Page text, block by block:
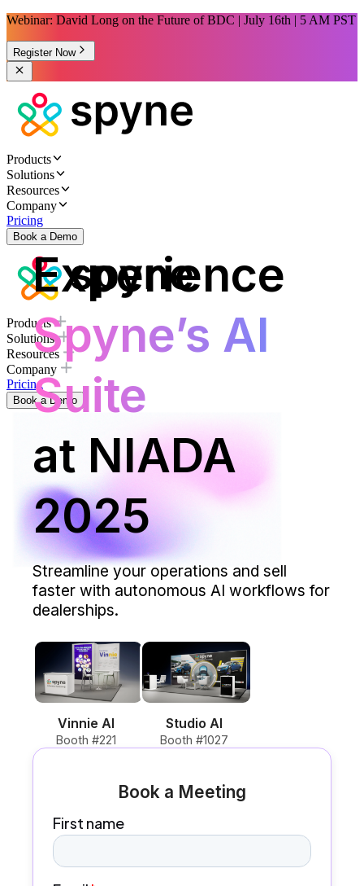
Webinar: David Long on the Future of BDC | July 16th | 5 AM PST
Register Now
Products
Solutions
Resources
Company
Pricing
Book a Demo
Products
Solutions
Resources
Company
Pricing
Book a Demo
Experience
Spyne’s AI
Suite
at NIADA
2025
Streamline your operations and sell
faster with autonomous AI workflows for
dealerships.
Vinnie AI
Booth #221
Studio AI
Booth #1027
Book a Meeting